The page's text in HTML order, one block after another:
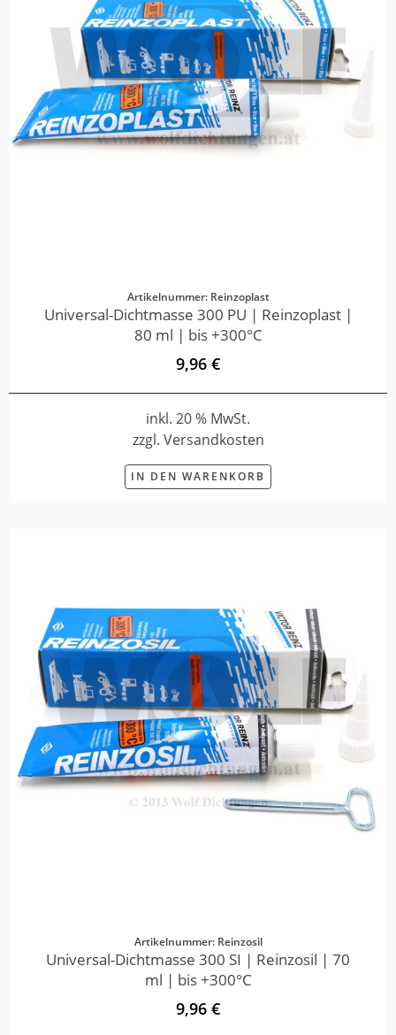
Artikelnummer: Reinzoplast
Universal-Dichtmasse 300 PU | Reinzoplast |
80 ml | bis +300°C
9,96 €
inkl. 20 % MwSt.
zzgl. Versandkosten
IN DEN WARENKORB
Artikelnummer: Reinzosil
Universal-Dichtmasse 300 SI | Reinzosil | 70
ml | bis +300°C
9,96 €